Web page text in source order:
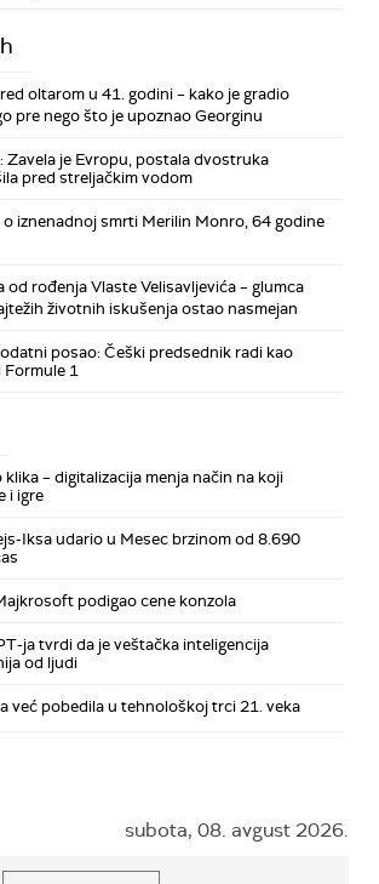
oltarom u 41. godini – kako je gradio
pre nego što je upoznao Georginu
Zavela je Evropu, postala dvostruka
pred streljačkim vodom
o iznenadnoj smrti Merilin Monro, 64 godine
od rođenja Vlaste Velisavljevića – glumca
životnih iskušenja ostao nasmejan
posao: Češki predsednik radi kao
1
– digitalizacija menja način na koji
i igre
Iksa udario u Mesec brzinom od 8.690
podigao cene konzola
ja tvrdi da je veštačka inteligencija
od ljudi
već pobedila u tehnološkoj trci 21. veka
subota, 08. avgust 2026.